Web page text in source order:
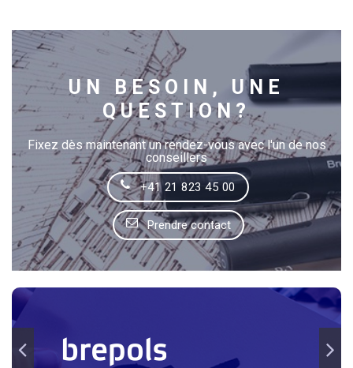
UN BESOIN, UNE
QUESTION?
Fixez dès maintenant un rendez-vous avec l'un de nos
conseillers
+41 21 823 45 00
Prendre contact